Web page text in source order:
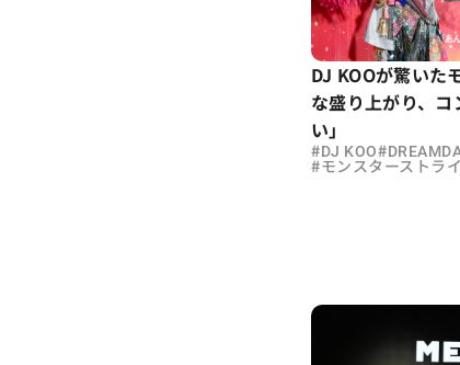
DJ KOOが驚いた
な盛り上がり、
い」
#DJ KOO#
#モンスターストラ